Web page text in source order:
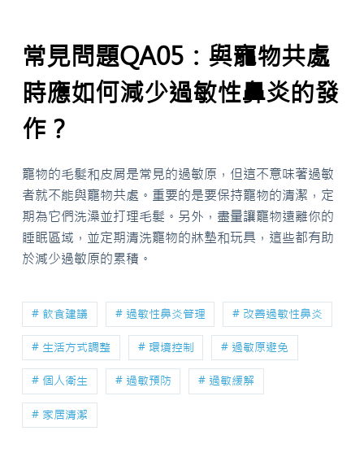
常見問題QA05：與寵物共處
時應如何減少過敏性鼻炎的發
作？
寵物的毛髮和皮屑是常見的過敏原，但這不意味著過敏
者就不能與寵物共處。重要的是要保持寵物的清潔，定
期為它們洗澡並打理毛髮。另外，盡量讓寵物遠離你的
睡眠區域，並定期清洗寵物的牀墊和玩具，這些都有助
於減少過敏原的累積。
# 飲食建議 # 過敏性鼻炎管理 # 改善過敏性鼻炎
# 生活方式調整 # 環境控制 # 過敏原避免
# 個人衛生 # 過敏預防 # 過敏緩解
# 家居清潔